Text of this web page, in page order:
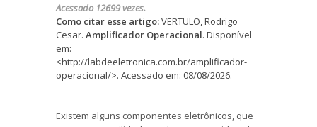
Acessado 12699 vezes.
Como citar esse artigo:VERTULO, Rodrigo
Cesar. Amplificador Operacional. Disponível
em:
<http://labdeeletronica.com.br/amplificador-
operacional/>. Acessado em: 08/08/2026.
Existem alguns componentes eletrônicos, que